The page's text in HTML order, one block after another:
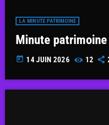
LA MINUTE PATRIMOINE
Minute
today 14 JUIN 2026 12